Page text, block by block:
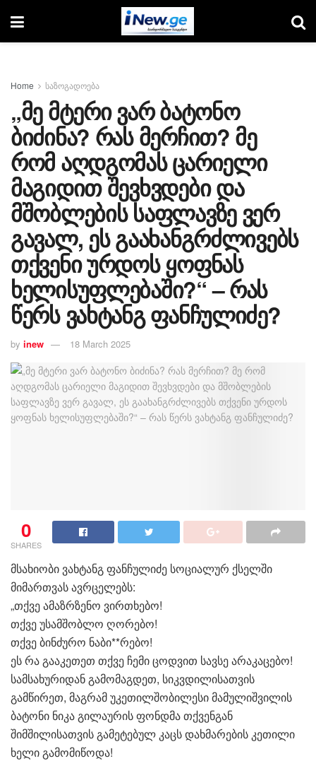
Home საზოგადოება
„მე მტერი ვარ ბატონო
ბიძინა? რას მერჩით? მე
რომ აღდგომას ცარიელი
მაგიდით შევხვდები და
მშობლების საფლავზე ვერ
გავალ, ეს გაახანგრძლივებს
თქვენი ურდოს ყოფნას
ხელისუფლებაში?“ – რას
წერს ვახტანგ ფანჩულიძე?
by inew 18 March 2025
0
SHARES
მსახიობი ვახტანგ ფანჩულიძე სოციალურ ქსელში
მიმართვას ავრცელებს:
„თქვე ამაზრზენო ვირთხებო!
თქვე უსამშობლო ღორებო!
თქვე ბინძურო ნაბი**რებო!
ეს რა გააკეთეთ თქვე ჩემი ცოდვით სავსე არაკაცებო!
სამსახურიდან გამომაგდეთ, სიკვდილისათვის
გამწირეთ, მაგრამ უკეთილშობილესი მამულიშვილის
ბატონი ნიკა გილაურის ფონდმა თქვენგან
შიმშილისათვის გამეტებულ კაცს დახმარების კეთილი
ხელი გამომიწოდა!